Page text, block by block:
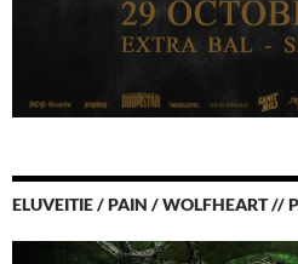
ELUVEITIE / PAIN / WOLFHEART //